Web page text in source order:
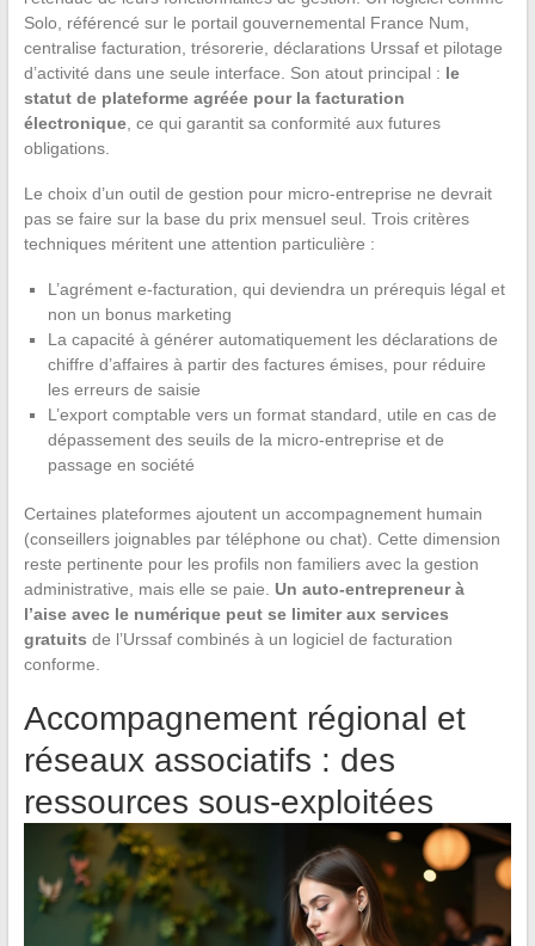
Solo, référencé sur le portail gouvernemental France Num,
centralise facturation, trésorerie, déclarations Urssaf et pilotage
d’activité dans une seule interface. Son atout principal : le
statut de plateforme agréée pour la facturation
électronique, ce qui garantit sa conformité aux futures
obligations.
Le choix d’un outil de gestion pour micro-entreprise ne devrait
pas se faire sur la base du prix mensuel seul. Trois critères
techniques méritent une attention particulière :
L’agrément e-facturation, qui deviendra un prérequis légal et
non un bonus marketing
La capacité à générer automatiquement les déclarations de
chiffre d’affaires à partir des factures émises, pour réduire
les erreurs de saisie
L’export comptable vers un format standard, utile en cas de
dépassement des seuils de la micro-entreprise et de
passage en société
Certaines plateformes ajoutent un accompagnement humain
(conseillers joignables par téléphone ou chat). Cette dimension
reste pertinente pour les profils non familiers avec la gestion
administrative, mais elle se paie. Un auto-entrepreneur à
l’aise avec le numérique peut se limiter aux services
gratuits de l’Urssaf combinés à un logiciel de facturation
conforme.
Accompagnement régional et
réseaux associatifs : des
ressources sous-exploitées